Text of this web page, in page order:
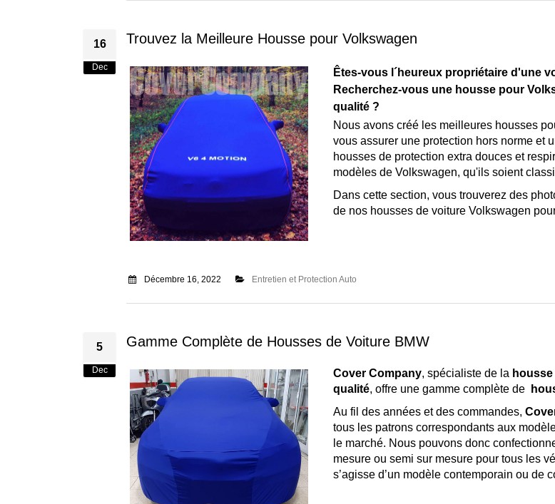
16
Dec
Trouvez la Meilleure Housse pour Volkswagen
Êtes-vous l´heureux propriétaire d'une
Recherchez-vous une housse pour
qualité ?
Nous avons créé les meilleures housses
vous assurer une protection hors norme et
housses de protection extra douces et
modèles de Volkswagen, qu'ils soient
Dans cette section, vous trouverez des
de nos housses de voiture Volkswagen
Décembre 16, 2022 Entretien et Protection Auto
5
Dec
Gamme Complète de Housses de Voiture BMW
Cover Company, spécialiste de la
qualité, offre une gamme complète de
Au fil des années et des commandes,
tous les patrons correspondants aux
le marché. Nous pouvons donc
mesure ou semi sur mesure pour tous les
s’agisse d’un modèle contemporain ou de